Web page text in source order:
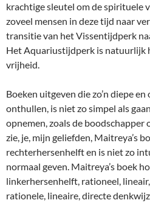
krachtige sleutel om de spirituele
zoveel mensen in deze tijd naar
transitie van het Vissentijdperk
Het Aquariustijdperk is natuurlijk
vrijheid.
Boeken uitgeven die zo’n diepe
onthullen, is niet zo simpel als
opnemen, zoals de
zie, je, mijn geliefden, Maitreya’s
rechterhersenhelft en is niet zo
normaal geven. Maitreya’s boek
linkerhersenhelft, rationeel,
rationele, lineaire, directe